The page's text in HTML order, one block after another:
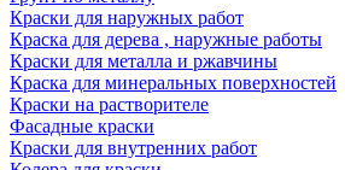
Краски для наружных работ
Краска для дерева , наружные работы
Краски для металла и ржавчины
Краска для минеральных поверхностей
Краски на растворителе
Фасадные краски
Краски для внутренних работ